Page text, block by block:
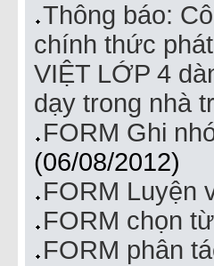
Thông báo:
chính thức
VIỆT LỚP 4
dạy trong nhà
FORM Ghi
(06/08/2012)
FORM Luyện
FORM chọn
FORM phân